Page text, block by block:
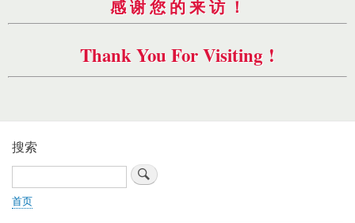
感 谢 您 的 来 访 ！
Thank You For Visiting !
搜索
搜
索
面
首页